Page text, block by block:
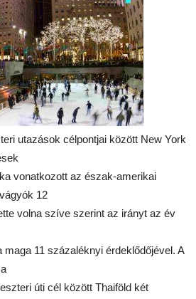
utazások célpontjai között New York
vonatkozott az észak-amerikai
12
volna szíve szerint az irányt az év
maga 11 százaléknyi érdeklődőjével. A
úti cél között Thaiföld két